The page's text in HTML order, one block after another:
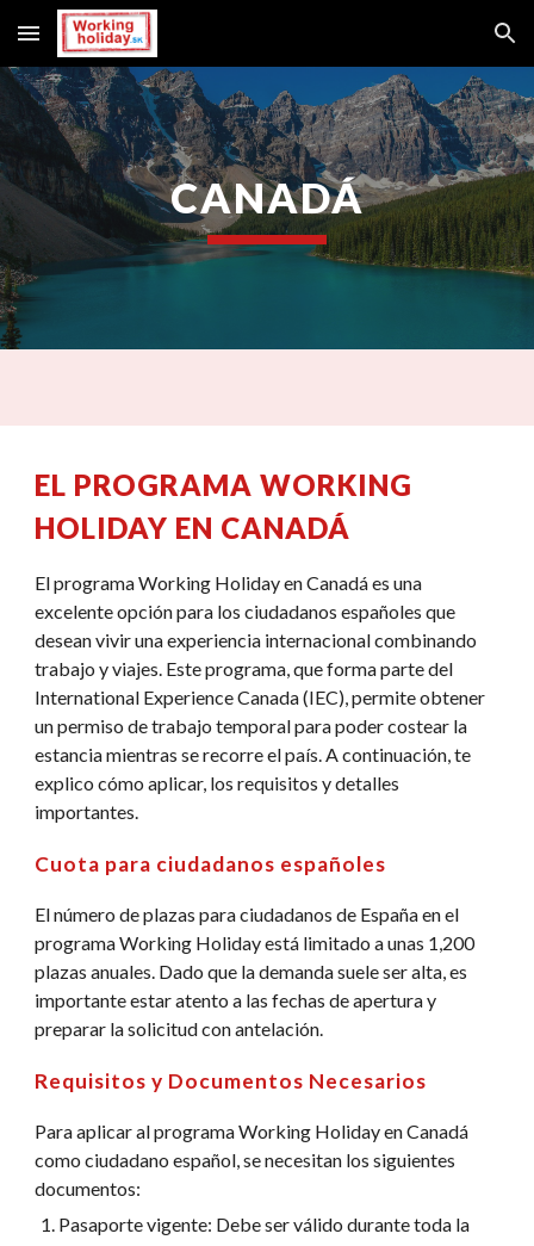
Skip to main content Skip to navigation
CANADÁ
EL PROGRAMA WORKING
HOLIDAY EN CANADÁ
El programa Working Holiday en Canadá es una
excelente opción para los ciudadanos españoles que
desean vivir una experiencia internacional combinando
trabajo y viajes. Este programa, que forma parte del
International Experience Canada (IEC), permite obtener
un permiso de trabajo temporal para poder costear la
estancia mientras se recorre el país. A continuación, te
explico cómo aplicar, los requisitos y detalles
importantes.
Cuota para ciudadanos españoles
El número de plazas para ciudadanos de España en el
programa Working Holiday está limitado a unas 1,200
plazas anuales. Dado que la demanda suele ser alta, es
importante estar atento a las fechas de apertura y
preparar la solicitud con antelación.
Requisitos y Documentos Necesarios
Para aplicar al programa Working Holiday en Canadá
como ciudadano español, se necesitan los siguientes
documentos:
Pasaporte vigente: Debe ser válido durante toda la